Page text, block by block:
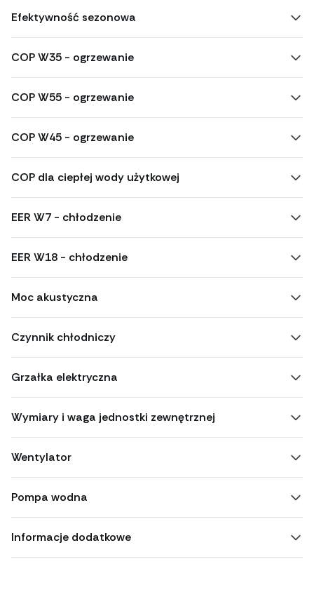
Efektywność sezonowa
COP W35 - ogrzewanie
COP W55 - ogrzewanie
COP W45 - ogrzewanie
COP dla ciepłej wody użytkowej
EER W7 - chłodzenie
EER W18 - chłodzenie
Moc akustyczna
Czynnik chłodniczy
Grzałka elektryczna
Wymiary i waga jednostki zewnętrznej
Wentylator
Pompa wodna
Informacje dodatkowe